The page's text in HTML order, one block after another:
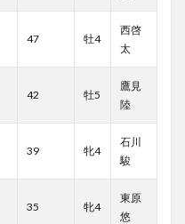
47 牡4
西啓
太
42 牡5
鷹見
陸
39 牝4
石川
駿
35 牝4
東原
悠